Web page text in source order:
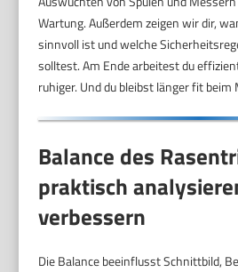
Wartung. Außerdem zeigen wir dir,
sinnvoll ist und welche
solltest. Am Ende arbeitest du
ruhiger. Und du bleibst länger fit beim
Balance des
praktisch
verbessern
Die Balance beeinflusst Schnittbild,